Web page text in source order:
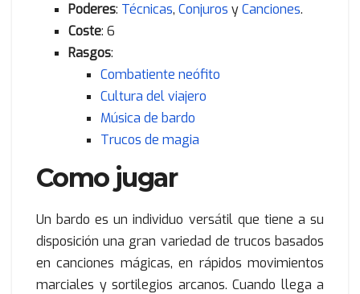
Poderes: Técnicas, Conjuros yCanciones.
Coste: 6
Rasgos:
Combatiente neófito
Cultura del viajero
Música de bardo
Trucos de magia
Como jugar
Un bardo es un individuo versátil que tiene a su
disposición una gran variedad de trucos basados
en canciones mágicas, en rápidos movimientos
marciales y sortilegios arcanos. Cuando llega a